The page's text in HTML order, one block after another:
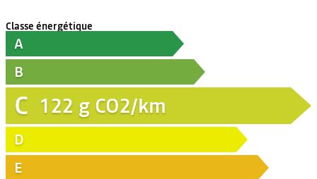
Classe énergétique
A
B
C 122 g CO2/km
D
E